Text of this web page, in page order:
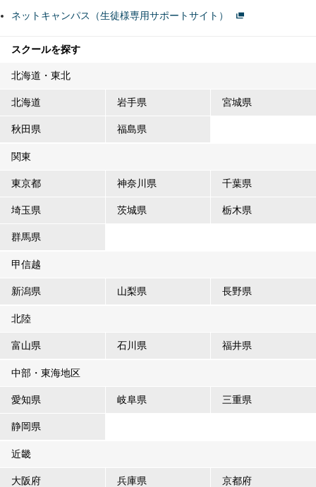
ネットキャンパス（生徒様専用サポートサイト）
スクールを探す
北海道・東北
北海道 岩手県 宮城県
秋田県 福島県
関東
東京都 神奈川県 千葉県
埼玉県 茨城県 栃木県
群馬県
甲信越
新潟県 山梨県 長野県
北陸
富山県 石川県 福井県
中部・東海地区
愛知県 岐阜県 三重県
静岡県
近畿
大阪府 兵庫県 京都府